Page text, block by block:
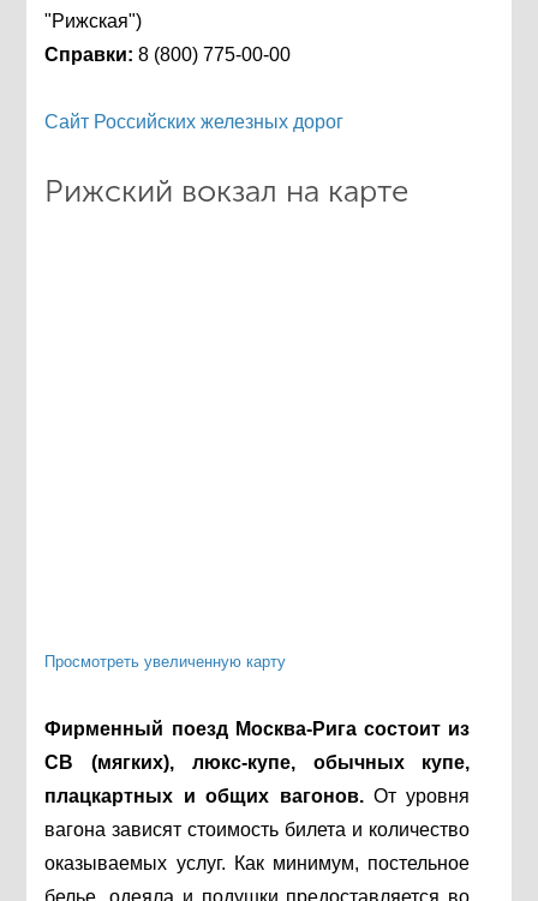
"Рижская")
Справки: 8 (800) 775-00-00
Сайт Российских железных дорог
Рижский вокзал на карте
Просмотреть увеличенную карту
Фирменный поезд Москва-Рига состоит из
СВ (мягких), люкс-купе, обычных купе,
плацкартных и общих вагонов. От уровня
вагона зависят стоимость билета и количество
оказываемых услуг. Как минимум, постельное
белье, одеяла и подушки предоставляется во